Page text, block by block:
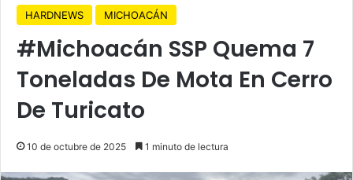
HARDNEWS MICHOACÁN
#Michoacán SSP Quema 7
Toneladas De Mota En Cerro
De Turicato
10 de octubre de 2025 1 minuto de lectura